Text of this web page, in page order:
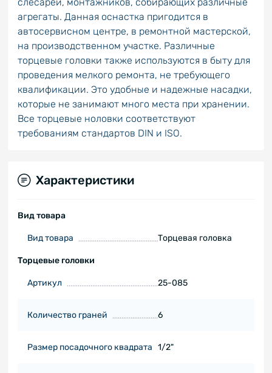
агрегаты. Данная оснастка пригодится в
автосервисном центре, в ремонтной мастерской,
на производственном участке. Различные
торцевые головки также используются в быту для
проведения мелкого ремонта, не требующего
квалификации. Это удобные и надежные насадки,
которые не занимают много места при хранении.
Все торцевые ноловки соответствуют
требованиям стандартов DIN и ISO.
Характеристики
Вид товара
Вид товара Торцевая головка
Торцевые головки
Артикул 25-085
Количество граней 6
Размер посадочного квадрата 1/2"